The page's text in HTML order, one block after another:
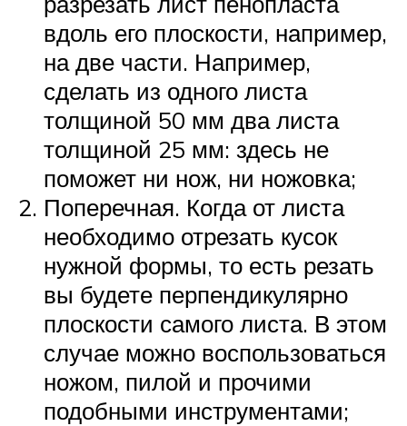
вдоль его плоскости, например,
на две части. Например,
сделать из одного листа
толщиной 50 мм два листа
толщиной 25 мм: здесь не
поможет ни нож, ни ножовка;
Поперечная. Когда от листа
необходимо отрезать кусок
нужной формы, то есть резать
вы будете перпендикулярно
плоскости самого листа. В этом
случае можно воспользоваться
ножом, пилой и прочими
подобными инструментами;